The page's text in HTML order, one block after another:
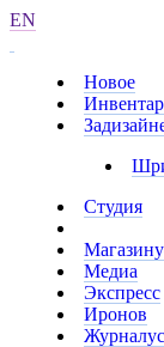
EN
Новое
Студия
Медиа
Экспресс
Иронов
Журналус